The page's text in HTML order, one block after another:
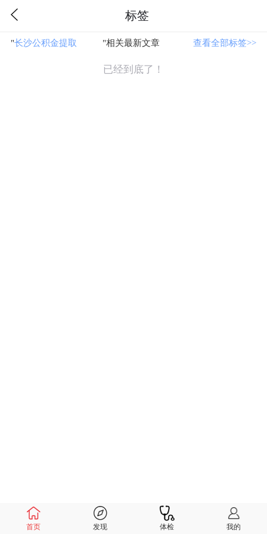
标签
"长沙公积金提取 "相关最新文章 查看全部标签>>
已经到底了！
首页 发现 体检 我的